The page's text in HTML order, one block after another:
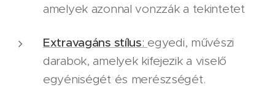
amelyek azonnal vonzzák a tekintetet
Extravagáns stílus: egyedi, művészi
darabok, amelyek kifejezik a viselő
egyéniségét és merészségét.